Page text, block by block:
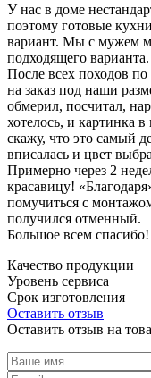
У нас в доме
поэтому готовые
вариант. Мы с мужем
подходящего варианта.
После всех походов
на заказ под наши
обмерил, посчитал,
хотелось, и картинка
скажу, что это самый
вписалась и цвет
Примерно через 2
красавицу!
помучиться с
получился отменный.
Большое всем
Качество продукции
Уровень сервиса
Срок изготовления
Оставить отзыв
Оставить отзыв на